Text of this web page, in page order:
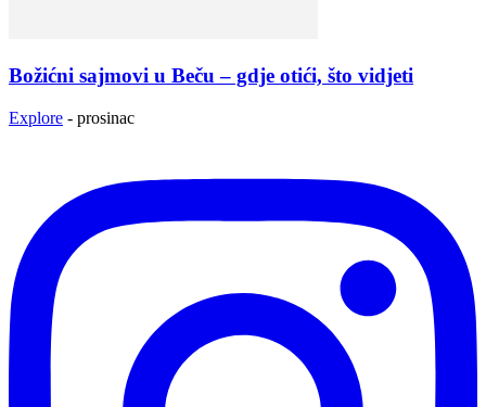
Božićni sajmovi u Beču – gdje otići, što vidjeti
Explore - prosinac